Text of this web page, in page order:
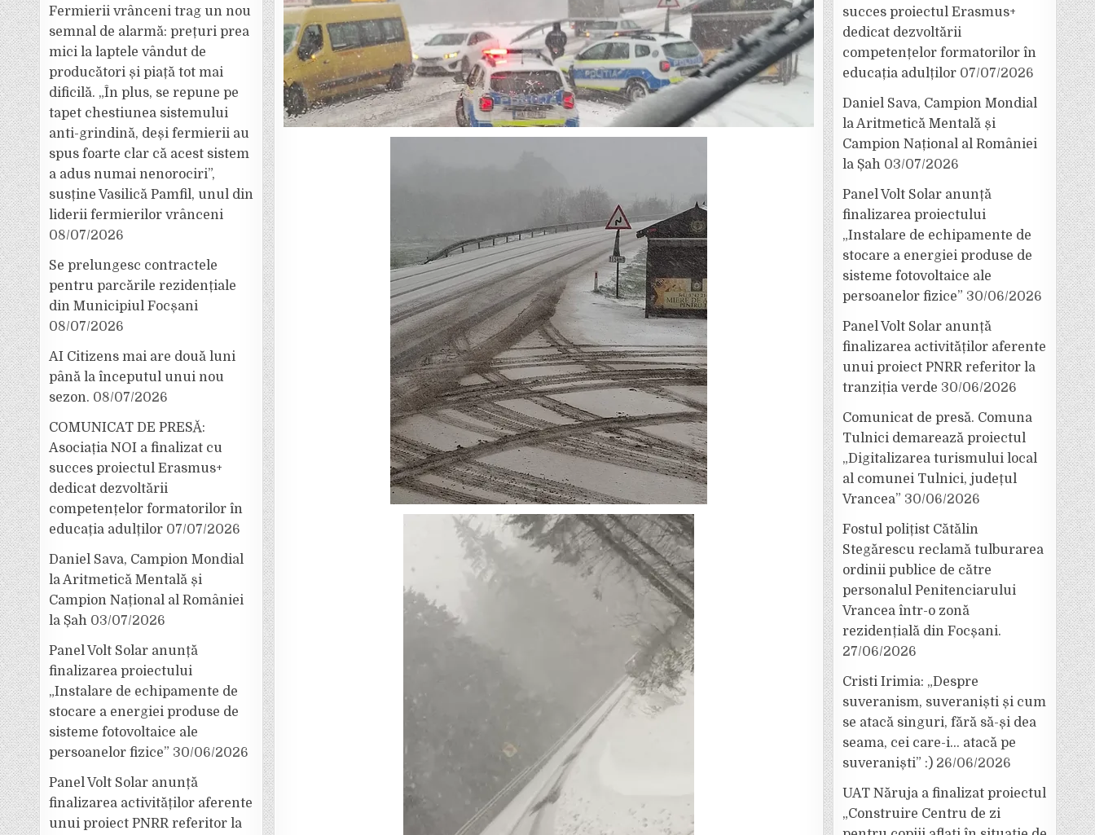
Fermierii vrânceni trag un nou
semnal de alarmă: prețuri prea
mici la laptele vândut de
producători și piață tot mai
dificilă. „În plus, se repune pe
tapet chestiunea sistemului
anti-grindină, deși fermierii au
spus foarte clar că acest sistem
a adus numai nenorociri”,
susține Vasilică Pamfil, unul din
liderii fermierilor vrânceni
08/07/2026
Se prelungesc contractele
pentru parcările rezidențiale
din Municipiul Focșani
08/07/2026
AI Citizens mai are două luni
până la începutul unui nou
sezon. 08/07/2026
COMUNICAT DE PRESĂ:
Asociația NOI a finalizat cu
succes proiectul Erasmus+
dedicat dezvoltării
competențelor formatorilor în
educația adulților 07/07/2026
Daniel Sava, Campion Mondial
la Aritmetică Mentală și
Campion Național al României
la Șah 03/07/2026
Panel Volt Solar anunță
finalizarea proiectului
„Instalare de echipamente de
stocare a energiei produse de
sisteme fotovoltaice ale
persoanelor fizice” 30/06/2026
Panel Volt Solar anunță
finalizarea activităților aferente
unui proiect PNRR referitor la
succes proiectul Erasmus+
dedicat dezvoltării
competențelor formatorilor în
educația adulților 07/07/2026
Daniel Sava, Campion Mondial
la Aritmetică Mentală și
Campion Național al României
la Șah 03/07/2026
Panel Volt Solar anunță
finalizarea proiectului
„Instalare de echipamente de
stocare a energiei produse de
sisteme fotovoltaice ale
persoanelor fizice” 30/06/2026
Panel Volt Solar anunță
finalizarea activităților aferente
unui proiect PNRR referitor la
tranziția verde 30/06/2026
Comunicat de presă. Comuna
Tulnici demarează proiectul
„Digitalizarea turismului local
al comunei Tulnici, județul
Vrancea” 30/06/2026
Fostul polițist Cătălin
Stegărescu reclamă tulburarea
ordinii publice de către
personalul Penitenciarului
Vrancea într-o zonă
rezidențială din Focșani.
27/06/2026
Cristi Irimia: „Despre
suveranism, suveraniști și cum
se atacă singuri, fără să-și dea
seama, cei care-i… atacă pe
suveraniști” :) 26/06/2026
UAT Năruja a finalizat proiectul
„Construire Centru de zi